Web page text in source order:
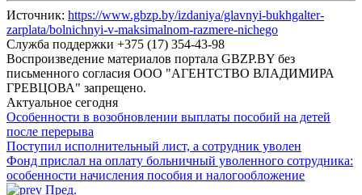
Источник: https://www.gbzp.by/izdaniya/glavnyi-bukhgalter-
zarplata/bolnichnyi-v-maksimalnom-razmere-nichego
Служба поддержки +375 (17) 354-43-98
Воспроизведение материалов портала GBZP.BY без
письменного согласия OOO "АГЕНТСТВО ВЛАДИМИРА
ГРЕВЦОВА" запрещено.
Актуальное сегодня
Особенности в возобновлении выплаты пособий на детей
после перерыва
Поступил исполнительный лист, а сотрудник уволен
Фонд прислал на оплату больничный уволенного сотрудника:
особенности начисления пособия и налогообложение
Пред.